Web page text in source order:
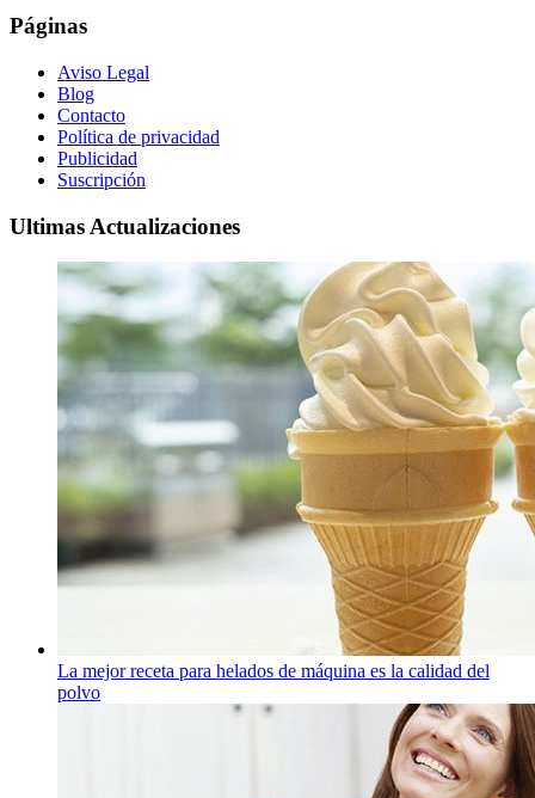
Páginas
Aviso Legal
Blog
Contacto
Política de privacidad
Publicidad
Suscripción
Ultimas Actualizaciones
La mejor receta para helados de máquina es la calidad del
polvo